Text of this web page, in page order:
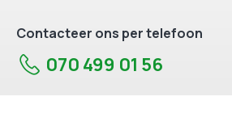
Contacteer ons per telefoon
070 499 01 56